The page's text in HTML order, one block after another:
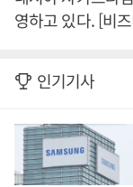
영하고 있다. [비
인기기사